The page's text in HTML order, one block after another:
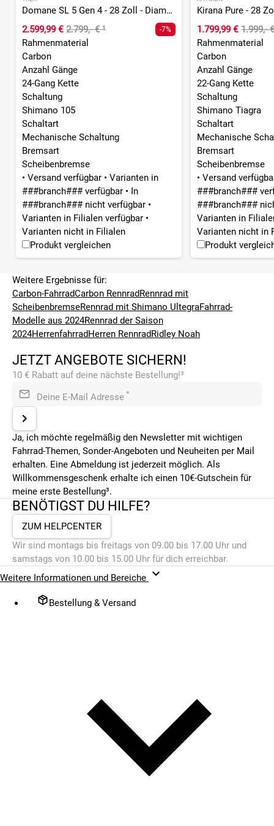
Domane SL 5 Gen 4 - 28 Zoll - Diamant - 2026
2.599,99 € 2.799,- €¹ -7%
Rahmenmaterial
Carbon
Anzahl Gänge
24-Gang Kette
Schaltung
Shimano 105
Schaltart
Mechanische Schaltung
Bremsart
Scheibenbremse
• Versand verfügbar • Varianten in
###branch### verfügbar • In
###branch### nicht verfügbar •
Varianten in Filialen verfügbar •
Varianten nicht in Filialen
Produkt vergleichen
Kirana Pure - 28
1.799,99 € 1.999,-
Rahmenmaterial
Carbon
Anzahl Gänge
22-Gang Kette
Schaltung
Shimano Tiagra
Schaltart
Mechanische
Bremsart
Scheibenbremse
• Versand
###branch###
###branch###
Varianten in
Varianten nicht in
Produkt
Weitere Ergebnisse für:
Carbon-FahrradCarbon RennradRennrad mit
ScheibenbremseRennrad mit Shimano UltegraFahrrad-
Modelle aus 2024Rennrad der Saison
2024HerrenfahrradHerren RennradRidley Noah
JETZT ANGEBOTE SICHERN!
10 € Rabatt auf deine nächste Bestellung!³
Deine E-Mail Adresse *
Ja, ich möchte regelmäßig den Newsletter mit wichtigen
Fahrrad-Themen, Sonder-Angeboten und Neuheiten per Mail
erhalten. Eine Abmeldung ist jederzeit möglich. Als
Willkommensgeschenk erhalte ich einen 10€-Gutschein für
meine erste Bestellung³.
BENÖTIGST DU HILFE?
ZUM HELPCENTER
Wir sind montags bis freitags von 09.00 bis 17.00 Uhr und
samstags von 10.00 bis 15.00 Uhr für dich erreichbar.
Weitere Informationen und Bereiche
Bestellung & Versand